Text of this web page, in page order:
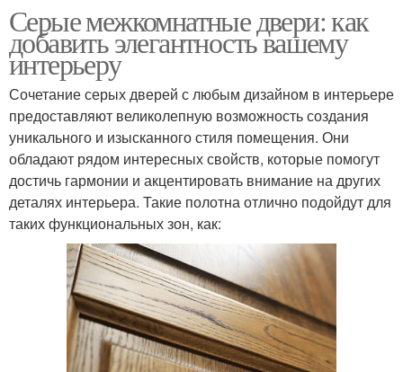
Серые межкомнатные двери: как
добавить элегантность вашему
интерьеру
Сочетание серых дверей с любым дизайном в интерьере
предоставляют великолепную возможность создания
уникального и изысканного стиля помещения. Они
обладают рядом интересных свойств, которые помогут
достичь гармонии и акцентировать внимание на других
деталях интерьера. Такие полотна отлично подойдут для
таких функциональных зон, как: